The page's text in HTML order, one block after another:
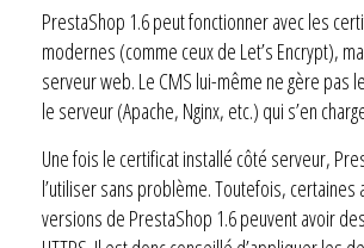
PrestaShop 1.6 peut fonctionner avec les
modernes (comme ceux de Let’s Encrypt),
serveur web. Le CMS lui-même ne gère pas
le serveur (Apache, Nginx, etc.) qui s’en
Une fois le certificat installé côté serveur,
l’utiliser sans problème. Toutefois, certaines
versions de PrestaShop 1.6 peuvent avoir